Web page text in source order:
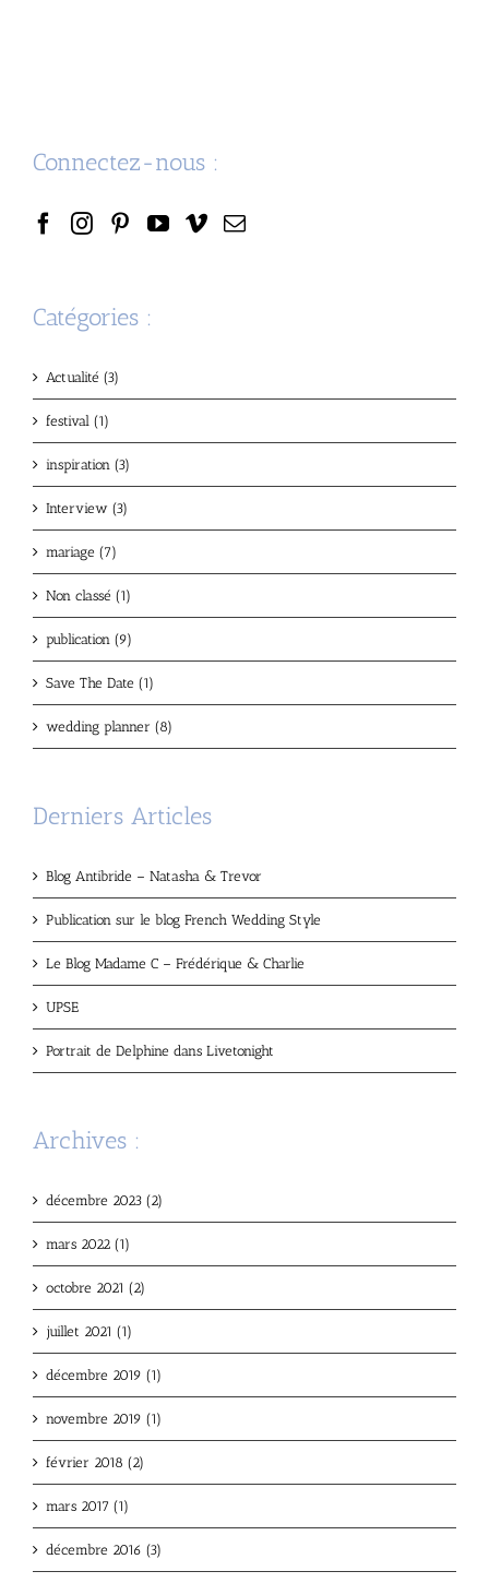
Connectez-nous :
Catégories :
Actualité (3)
festival (1)
inspiration (3)
Interview (3)
mariage (7)
Non classé (1)
publication (9)
Save The Date (1)
wedding planner (8)
Derniers Articles
Blog Antibride – Natasha & Trevor
Publication sur le blog French Wedding Style
Le Blog Madame C – Frédérique & Charlie
UPSE
Portrait de Delphine dans Livetonight
Archives :
décembre 2023 (2)
mars 2022 (1)
octobre 2021 (2)
juillet 2021 (1)
décembre 2019 (1)
novembre 2019 (1)
février 2018 (2)
mars 2017 (1)
décembre 2016 (3)